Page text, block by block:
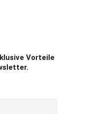
Vorteile